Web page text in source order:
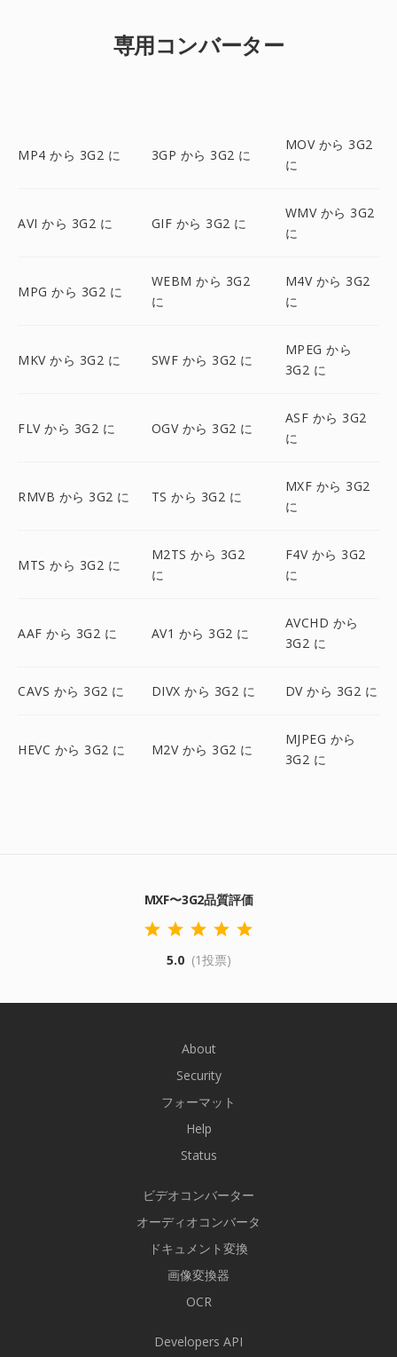
専用コンバーター
MP4 から 3G2 に 3GP から 3G2 に
MOV から 3G2
に
AVI から 3G2 に GIF から 3G2 に
WMV から 3G2
に
MPG から 3G2 に
WEBM から 3G2
に
M4V から 3G2
に
MKV から 3G2 に SWF から 3G2 に
MPEG から
3G2 に
FLV から 3G2 に OGV から 3G2 に
ASF から 3G2
に
RMVB から 3G2 に TS から 3G2 に
MXF から 3G2
に
MTS から 3G2 に
M2TS から 3G2
に
F4V から 3G2
に
AAF から 3G2 に AV1 から 3G2 に
AVCHD から
3G2 に
CAVS から 3G2 に DIVX から 3G2 に DV から 3G2 に
HEVC から 3G2 に M2V から 3G2 に
MJPEG から
3G2 に
MXF〜3G2品質評価
5.0 (1投票)
About
Security
フォーマット
Help
Status
ビデオコンバーター
オーディオコンバータ
ドキュメント変換
画像変換器
OCR
Developers API